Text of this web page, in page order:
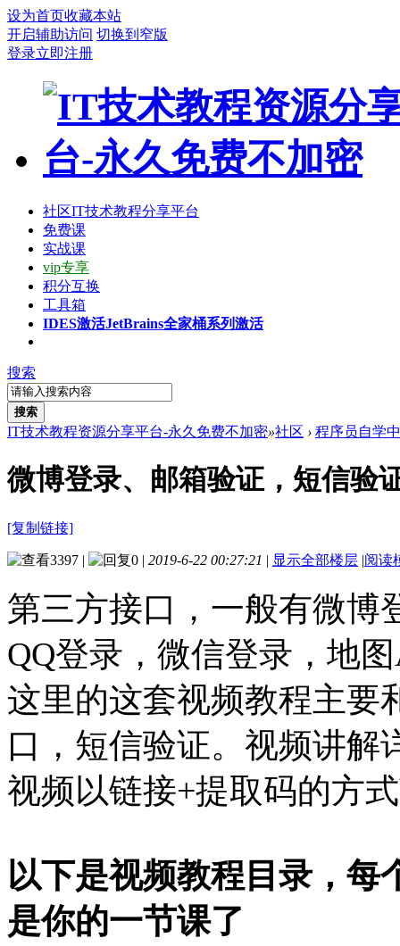
设为首页收藏本站
开启辅助访问 切换到窄版
登录立即注册
社区IT技术教程分享平台
免费课
实战课
vip专享
积分互换
工具箱
IDES激活JetBrains全家桶系列激活
搜索
搜索
IT技术教程资源分享平台-永久免费不加密»社区 › 程序员自学
微博登录、邮箱验证，短信验
[复制链接]
3397 | 0 | 2019-6-22 00:27:21 | 显示全部楼层 |阅读
第三方接口，一般有微博
QQ登录，微信登录，地
这里的这套视频教程主要
口，短信验证。视频讲解
视频以链接+提取码的方
以下是视频教程目录，每
是你的一节课了